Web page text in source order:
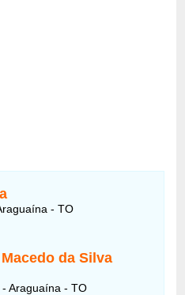
- TO
da Silva
Araguaína - TO